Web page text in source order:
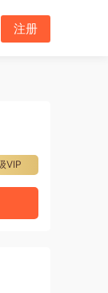
注册
VIP